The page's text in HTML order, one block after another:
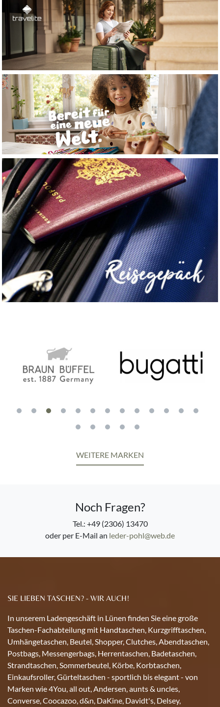
WEITERE MARKEN
Noch Fragen?
Tel.: +49 (2306) 13470
oder per E-Mail an leder-pohl@web.de
SIE LIEBEN TASCHEN? - WIR AUCH!
In unserem Ladengeschäft in Lünen finden Sie eine große
Taschen-Fachabteilung mit Handtaschen, Kurzgrifftaschen,
Umhängetaschen, Beutel, Shopper, Clutches, Abendtaschen,
Postbags, Messengerbags, Herrentaschen, Badetaschen,
Strandtaschen, Sommerbeutel, Körbe, Korbtaschen,
Einkaufsroller, Gürteltaschen - sportlich bis elegant - von
Marken wie 4You, all out, Andersen, aunts & uncles,
Converse, Coocazoo, d&n, DaKine, Davidt's, Delsey,